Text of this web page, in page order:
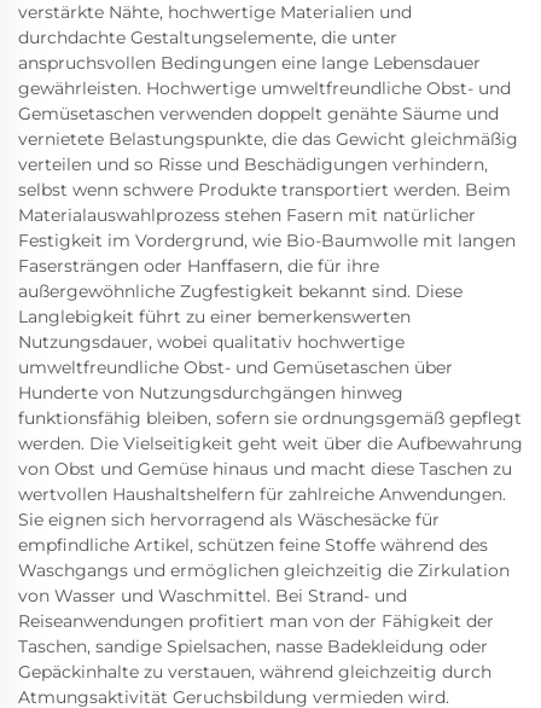
verstärkte Nähte, hochwertige Materialien und
durchdachte Gestaltungselemente, die unter
anspruchsvollen Bedingungen eine lange Lebensdauer
gewährleisten. Hochwertige umweltfreundliche Obst- und
Gemüsetaschen verwenden doppelt genähte Säume und
vernietete Belastungspunkte, die das Gewicht gleichmäßig
verteilen und so Risse und Beschädigungen verhindern,
selbst wenn schwere Produkte transportiert werden. Beim
Materialauswahlprozess stehen Fasern mit natürlicher
Festigkeit im Vordergrund, wie Bio-Baumwolle mit langen
Fasersträngen oder Hanffasern, die für ihre
außergewöhnliche Zugfestigkeit bekannt sind. Diese
Langlebigkeit führt zu einer bemerkenswerten
Nutzungsdauer, wobei qualitativ hochwertige
umweltfreundliche Obst- und Gemüsetaschen über
Hunderte von Nutzungsdurchgängen hinweg
funktionsfähig bleiben, sofern sie ordnungsgemäß gepflegt
werden. Die Vielseitigkeit geht weit über die Aufbewahrung
von Obst und Gemüse hinaus und macht diese Taschen zu
wertvollen Haushaltshelfern für zahlreiche Anwendungen.
Sie eignen sich hervorragend als Wäschesäcke für
empfindliche Artikel, schützen feine Stoffe während des
Waschgangs und ermöglichen gleichzeitig die Zirkulation
von Wasser und Waschmittel. Bei Strand- und
Reiseanwendungen profitiert man von der Fähigkeit der
Taschen, sandige Spielsachen, nasse Badekleidung oder
Gepäckinhalte zu verstauen, während gleichzeitig durch
Atmungsaktivität Geruchsbildung vermieden wird.